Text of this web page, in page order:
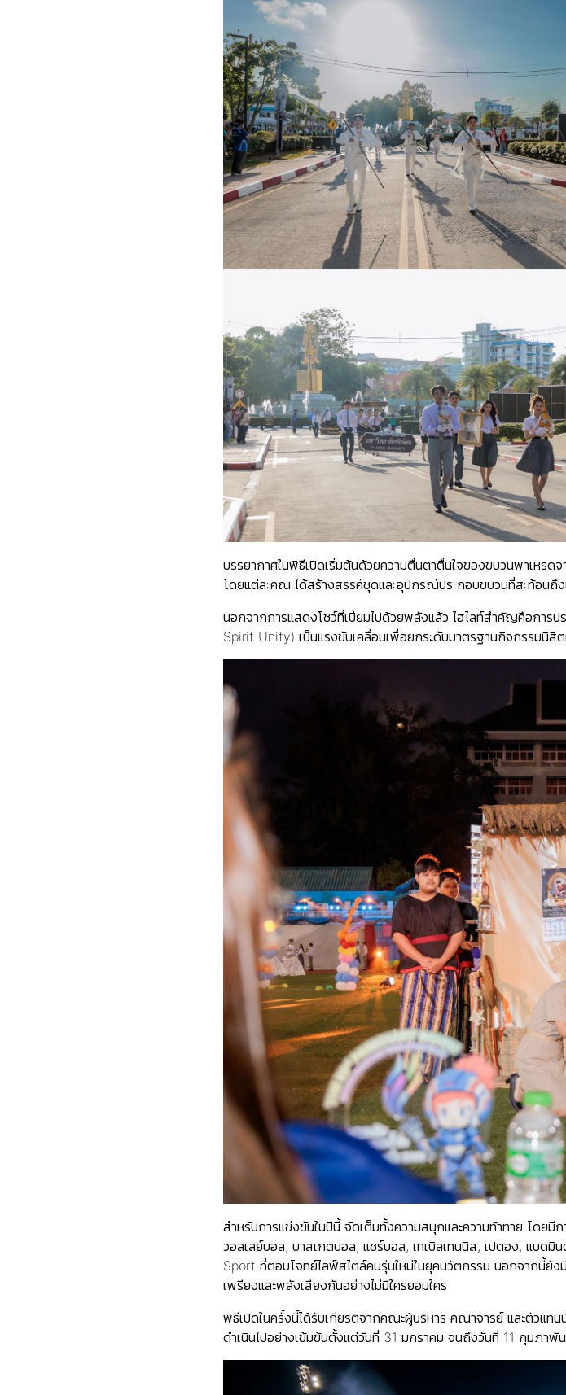
บรรยากาศในพิธีเปิดเริ่มต้นด้วยความตื่นตาตื่นใจของขบวนพาเห
โดยแต่ละคณะได้สร้างสรรค์ชุดและอุปกรณ์ประกอบขบวนที่สะท้อน
นอกจากการแสดงโชว์ที่เปี่ยมไปด้วยพลังแล้ว ไฮไลท์สำคัญคือการ
Spirit Unity) เป็นแรงขับเคลื่อนเพื่อยกระดับมาตรฐานกิจกรรมนิสิ
สำหรับการแข่งขันในปีนี้ จัดเต็มทั้งความสนุกและความท้าทาย โด
วอลเลย์บอล, บาสเกตบอล, แชร์บอล, เทเบิลเทนนิส, เปตอง, แบด
Sport ที่ตอบโจทย์ไลฟ์สไตล์คนรุ่นใหม่ในยุคนวัตกรรม นอกจากนี้ยั
เพรียงและพลังเสียงกันอย่างไม่มีใครยอมใคร
พิธีเปิดในครั้งนี้ได้รับเกียรติจากคณะผู้บริหาร คณาจารย์ และตัวแ
ดำเนินไปอย่างเข้มข้นตั้งแต่วันที่ 31 มกราคม จนถึงวันที่ 11 กุมภาพั